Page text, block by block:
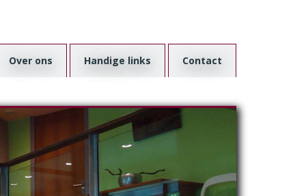
Over ons Handige links Contact